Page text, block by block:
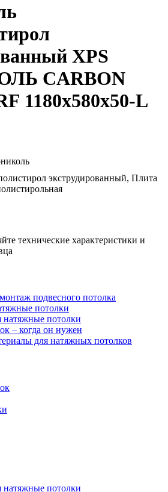
XPS
CARBON
1180х580х50-L
экструдированный, Плита
технические характеристики и
подвесного потолка
потолки
потолки
– когда он нужен
для натяжных потолков
потолки